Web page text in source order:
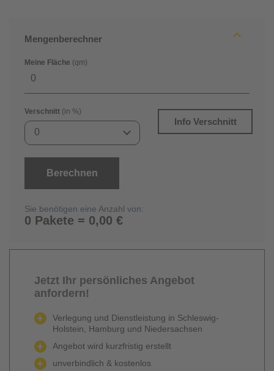
Mengenberechner
Meine Fläche (qm)
Verschnitt (in %)
0
Info Verschnitt
Berechnen
Sie benötigen eine Anzahl von:
0 Pakete = 0,00 €
Jetzt Ihr persönliches Angebot
anfordern!
Verlegung und Dienstleistung in Schleswig-
Holstein, Hamburg und Niedersachsen
Angebot wird kurzfristig erstellt
unverbindlich & kostenlos